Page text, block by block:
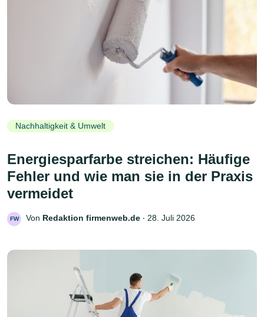
Nachhaltigkeit & Umwelt
Energiesparfarbe streichen: Häufige
Fehler und wie man sie in der Praxis
vermeidet
FW Von Redaktion firmenweb.de ‧ 28. Juli 2026